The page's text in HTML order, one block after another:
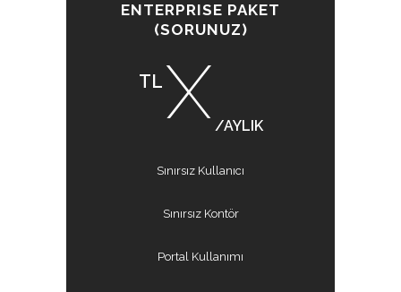
ENTERPRISE PAKET
(SORUNUZ)
TL X /AYLIK
Sınırsız Kullanıcı
Sınırsız Kontör
Portal Kullanımı